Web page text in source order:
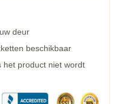
deur
beschikbaar
het product niet wordt